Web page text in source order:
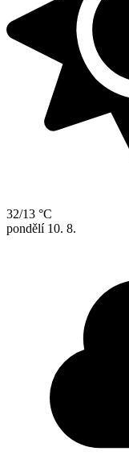
32/13 °C
pondělí 10. 8.